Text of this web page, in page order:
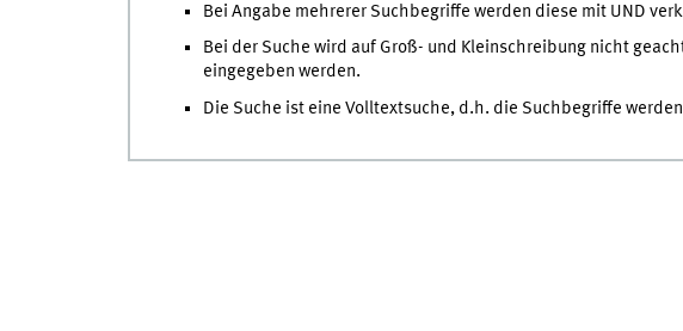
Bei Angabe mehrerer Suchbegriffe werden diese mit UND
Bei der Suche wird auf Groß- und Kleinschreibung nicht
eingegeben werden.
Die Suche ist eine Volltextsuche, d.h. die Suchbegriffe